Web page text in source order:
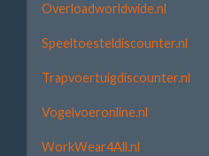
Overloadworldwide.nl
Speeltoesteldiscounter.nl
Trapvoertuigdiscounter.nl
Vogelvoeronline.nl
WorkWear4All.nl